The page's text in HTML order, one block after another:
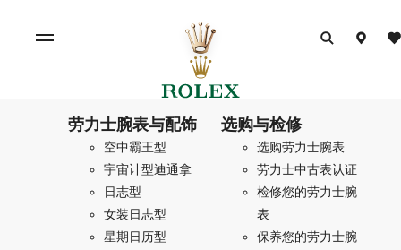
劳力士腕表与配饰
空中霸王型
宇宙计型迪通拿
日志型
女装日志型
星期日历型
选购与检修
选购劳力士腕表
劳力士中古表认证
检修您的劳力士腕
表
保养您的劳力士腕